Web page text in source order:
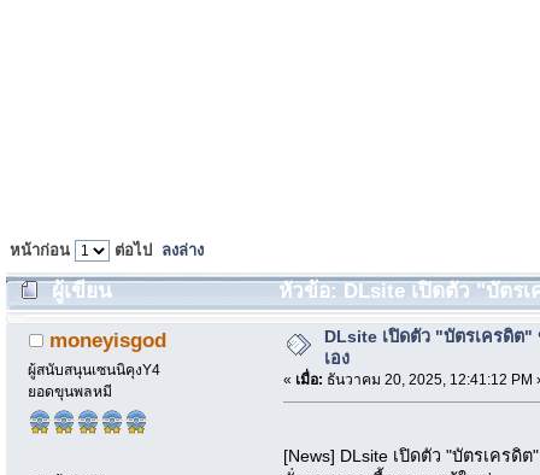
หน้าก่อน ต่อไป ลงล่าง
ผู้เขียน หัวข้อ: DLsite เปิดตัว "บัตรเ
moneyisgod
ผู้สนับสนุนเซนนิคุงY4
ยอดขุนพลหมี
DLsite เปิดตัว "บัตรเครดิต"
เอง
« เมื่อ: ธันวาคม 20, 2025, 12:41:12 PM
[News] DLsite เปิดตัว "บัตรเครดิ